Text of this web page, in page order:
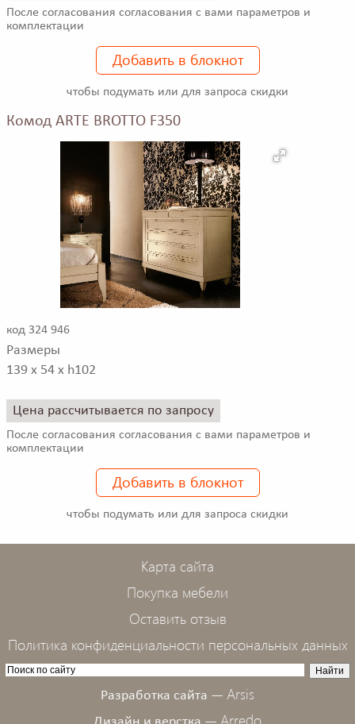
После согласования согласования с вами параметров и
комплектации
Добавить в блокнот
чтобы подумать или для запроса скидки
Комод ARTE BROTTO F350
код 324 946
Размеры
139 x 54 x h102
Цена рассчитывается по запросу
После согласования согласования с вами параметров и
комплектации
Добавить в блокнот
чтобы подумать или для запроса скидки
Карта сайта
Покупка мебели
Оставить отзыв
Политика конфиденциальности персональных данных
Разработка сайта — Arsis
Arredo